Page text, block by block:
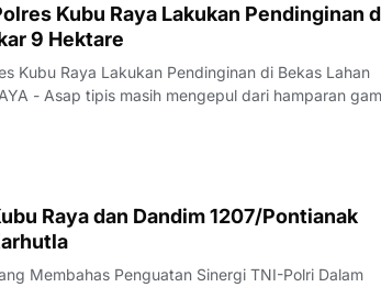
Kubu Raya Lakukan Pendinginan
9 Hektare
Kubu Raya Lakukan Pendinginan di Bekas Lahan
- Asap tipis masih mengepul dari hamparan
Desa Kuala Dua, Kecamatan Sungai Raya, Kamis
Raya dan Dandim 1207/Pontianak
Membahas Penguatan Sinergi TNI-Polri Dalam